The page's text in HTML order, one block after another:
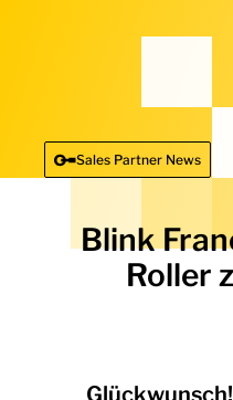
Deutsch
English
Sales Partner News
Blink
Roller